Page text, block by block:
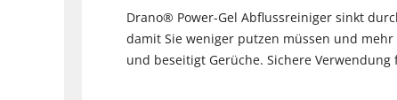
Drano® Power-Gel Abflussreiniger sinkt
damit Sie weniger putzen müssen und
und beseitigt Gerüche. Sichere